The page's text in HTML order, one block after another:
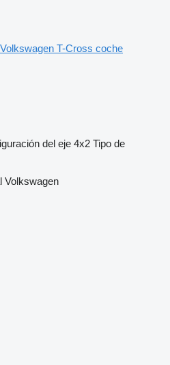
Volkswagen T-Cross coche
del eje 4x2 Tipo de
Volkswagen